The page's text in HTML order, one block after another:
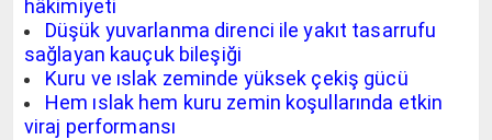
hâkimiyeti
Düşük yuvarlanma direnci ile yakıt tasarrufu
sağlayan kauçuk bileşiği
Kuru ve ıslak zeminde yüksek çekiş gücü
Hem ıslak hem kuru zemin koşullarında etkin
viraj performansı